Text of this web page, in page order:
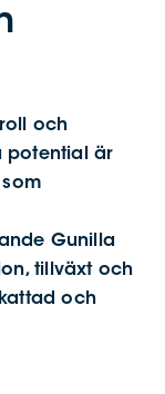
och
potential är
Gunilla
tillväxt och
och